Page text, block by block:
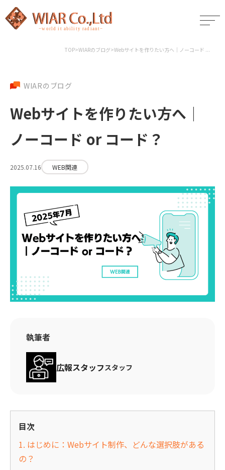
TOP>WIARのブログ>Webサイトを作りたい方へ｜ノーコード ...
WIARのブログ
Webサイトを作りたい方へ｜
ノーコード or コード？
2025.07.16 WEB関連
執筆者
広報スタッフ スタッフ
目次
1. はじめに：Webサイト制作、どんな選択肢がある
の？